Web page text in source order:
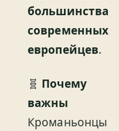
большинства
современных
европейцев.
🧬 Почему
важны
Кроманьонцы